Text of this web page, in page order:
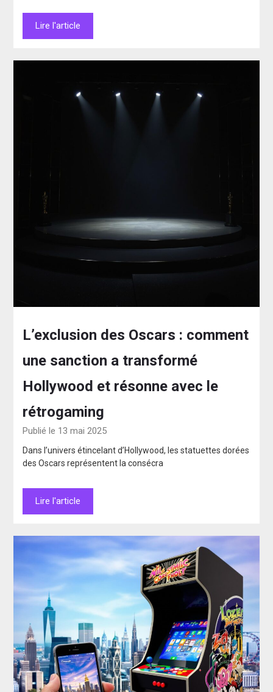
Lire l'article
L’exclusion des Oscars : comment
une sanction a transformé
Hollywood et résonne avec le
rétrogaming
Publié le 13 mai 2025
Dans l’univers étincelant d’Hollywood, les statuettes dorées
des Oscars représentent la consécra
Lire l'article